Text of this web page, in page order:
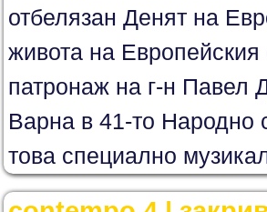
отбелязан Денят на
живота на
патронаж на г-н Павел
Варна в 41-то Народно
това специално